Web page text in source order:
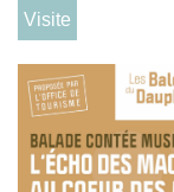
Visite